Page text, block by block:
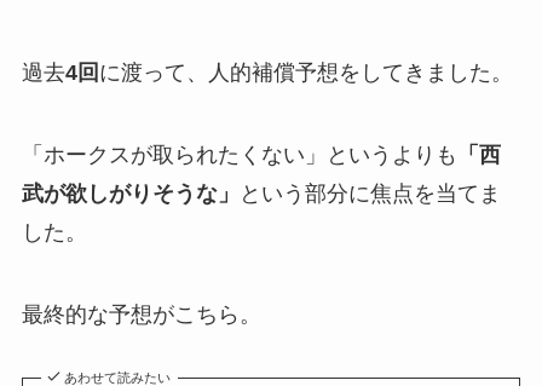
過去4回 に渡って、人的補償予想をしてきました。
「ホークスが取られたくない」というよりも
「西
武が欲しがりそうな」
という部分に焦点を当てま
した。
最終的な予想がこちら。
あわせて読みたい